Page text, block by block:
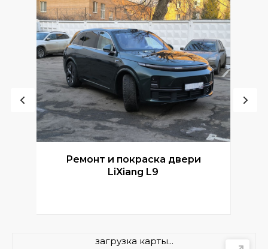
Ремонт и покраска двери
LiXiang L9
загрузка карты...